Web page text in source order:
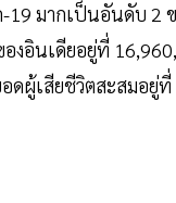
มากเป็นอันดับ 2 ข
อินเดียอยู่ที่
ดผู้เสียชีวิตสะสมอยู่ที่